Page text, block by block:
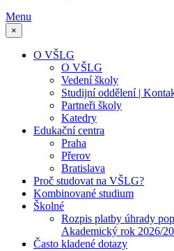
Menu
×
O VŠLG
O VŠLG
Vedení školy
Studijní oddělení |
Partneři školy
Katedry
Edukační centra
Praha
Přerov
Bratislava
Proč studovat na VŠLG?
Kombinované studium
Školné
Rozpis platby úhrady
Akademický rok 2026/
Často kladené dotazy